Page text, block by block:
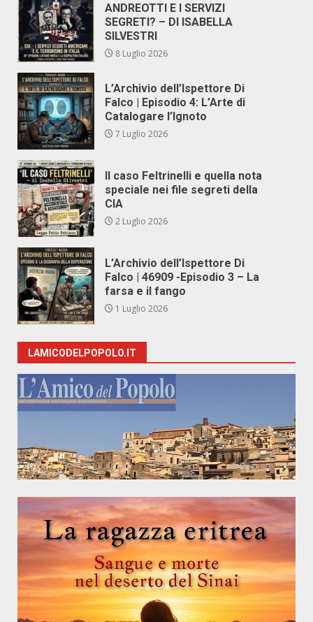
ANDREOTTI E I SERVIZI
SEGRETI? – DI ISABELLA
SILVESTRI
8 Luglio 2026
L’Archivio dell’Ispettore Di
Falco | Episodio 4: L’Arte di
Catalogare l’Ignoto
7 Luglio 2026
Il caso Feltrinelli e quella nota
speciale nei file segreti della
CIA
2 Luglio 2026
L’Archivio dell’Ispettore Di
Falco | 46909 -Episodio 3 – La
farsa e il fango
1 Luglio 2026
LAMICODELPOPOLO.IT